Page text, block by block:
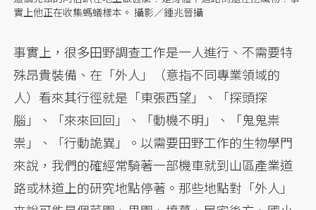
實上他正在收集螞蟻樣本。 攝影／鍾兆晉攝
事實上，很多田野調查工作是一人進行、不需要特
殊昂貴裝備、在「外人」（意指不同專業領域的
人）看來其行徑就是「東張西望」、「探頭探
腦」、「來來回回」、「動機不明」、「鬼鬼祟
祟」、「行動詭異」。以需要田野工作的生物學門
來說，我們的確經常騎著一部機車就到山區產業道
路或林道上的研究地點停著。那些地點對「外人」